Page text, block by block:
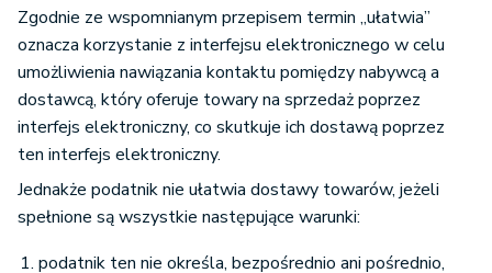
Zgodnie ze wspomnianym przepisem termin „ułatwia”
oznacza korzystanie z interfejsu elektronicznego w celu
umożliwienia nawiązania kontaktu pomiędzy nabywcą a
dostawcą, który oferuje towary na sprzedaż poprzez
interfejs elektroniczny, co skutkuje ich dostawą poprzez
ten interfejs elektroniczny.
Jednakże podatnik nie ułatwia dostawy towarów, jeżeli
spełnione są wszystkie następujące warunki:
podatnik ten nie określa, bezpośrednio ani pośrednio,